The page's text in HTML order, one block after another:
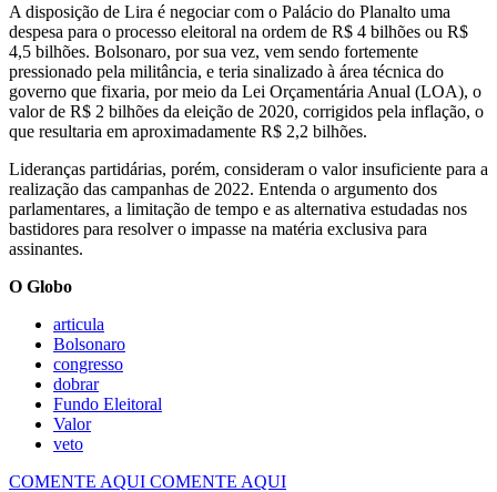
A disposição de Lira é negociar com o Palácio do Planalto uma
despesa para o processo eleitoral na ordem de R$ 4 bilhões ou R$
4,5 bilhões. Bolsonaro, por sua vez, vem sendo fortemente
pressionado pela militância, e teria sinalizado à área técnica do
governo que fixaria, por meio da Lei Orçamentária Anual (LOA), o
valor de R$ 2 bilhões da eleição de 2020, corrigidos pela inflação, o
que resultaria em aproximadamente R$ 2,2 bilhões.
Lideranças partidárias, porém, consideram o valor insuficiente para a
realização das campanhas de 2022. Entenda o argumento dos
parlamentares, a limitação de tempo e as alternativa estudadas nos
bastidores para resolver o impasse na matéria exclusiva para
assinantes.
O Globo
articula
Bolsonaro
congresso
dobrar
Fundo Eleitoral
Valor
veto
COMENTE AQUI COMENTE AQUI